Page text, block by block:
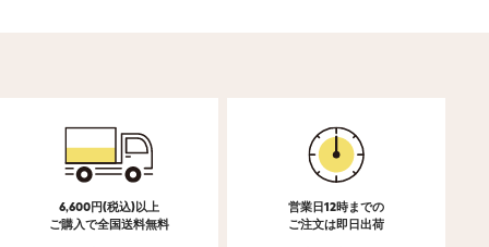
6,600円(税込)以上
ご購入で全国送料無料
営業日12時までの
ご注文は即日出荷